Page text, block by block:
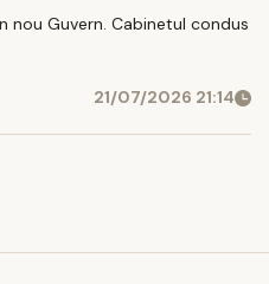
nou Guvern. Cabinetul condus
21/07/2026 21:14